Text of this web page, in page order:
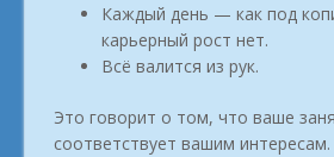
Каждый день — как под
карьерный рост нет.
Всё валится из рук.
Это говорит о том, что ваше
соответствует вашим интересам.